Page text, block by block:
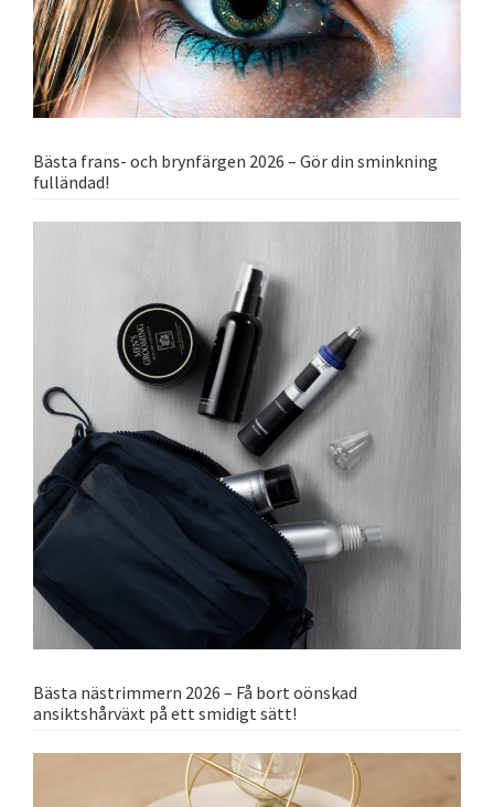
Bästa frans- och brynfärgen 2026 – Gör din sminkning
fulländad!
Bästa nästrimmern 2026 – Få bort oönskad
ansiktshårväxt på ett smidigt sätt!